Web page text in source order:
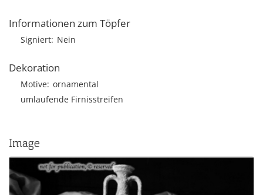
Informationen zum Töpfer
Signiert Nein
Dekoration
Motive ornamental
umlaufende Firnisstreifen
Image